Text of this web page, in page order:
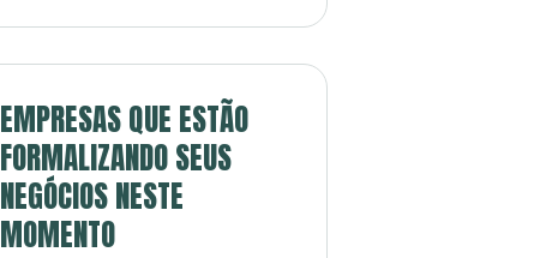
EMPRESAS QUE ESTÃO
FORMALIZANDO SEUS
NEGÓCIOS NESTE
MOMENTO